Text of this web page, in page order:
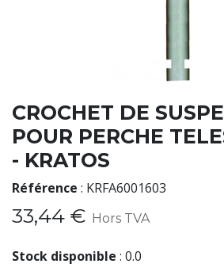
CROCHET DE
POUR PERCHE
- KRATOS
Référence : KRFA6001603
33,44 € Hors TVA
Stock disponible : 0.0